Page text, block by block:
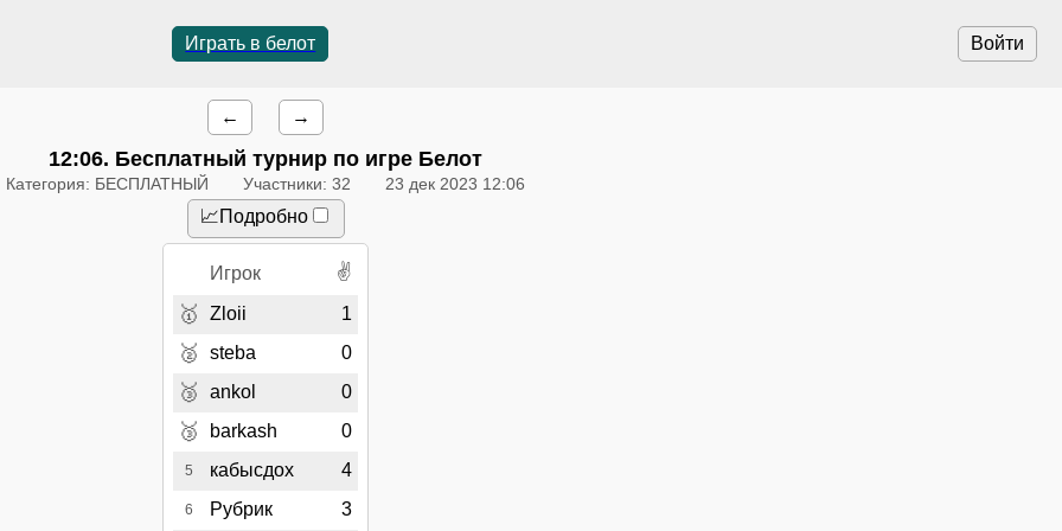
Войти
Играть в белот
← →
12:06. Бесплатный турнир по игре Белот
Категория: БЕСПЛАТНЫЙ Участники: 32 23 дек 2023 12:06
📈Подробно
Игрок ✌
🥇 Zloii 1
🥈 steba 0
🥉 ankol 0
🥉 barkash 0
5 кабысдох 4
6 Рубрик 3